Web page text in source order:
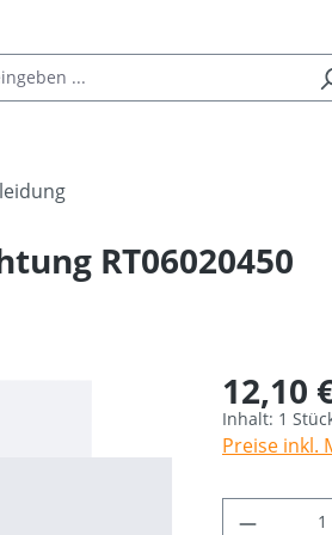
RT06020450
12,10
Inhalt: 1
Preise inkl.